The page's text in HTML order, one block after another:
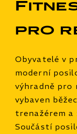
pro
Obyvatelé v
moderní
výhradně pro
vybaven
trenažérem
Součástí